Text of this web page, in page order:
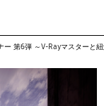
メールマガジン
第6弾 ～V-Rayマスターと